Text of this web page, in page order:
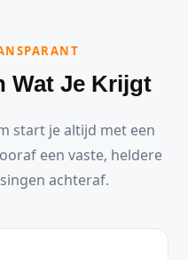
Wat Je Krijgt
start je altijd met een
een vaste, heldere
achteraf.